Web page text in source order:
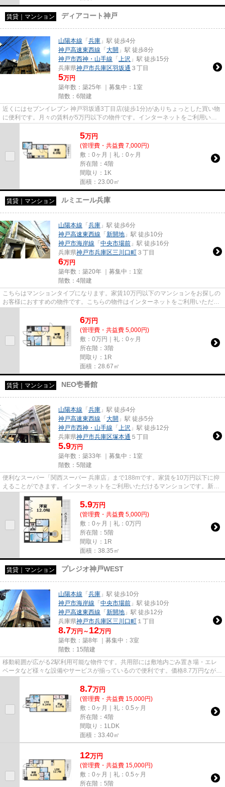
賃貸｜マンション ディアコート神戸
山陽本線 「 兵庫 」駅 徒歩4分
神戸高速東西線 「 大開 」駅 徒歩8分
神戸市西神・山手線 「 上沢 」駅 徒歩15分
兵庫県神戸市兵庫区羽坂通 ３丁目
5万円
築年数：築25年 ｜募集中： 1室
階数：6階建
近くにはセブンイレブン 神戸羽坂通3丁目店(徒歩1分)がありちょっとした買い物
に便利です。月々の賃料が5万円以下の物件です。インターネットをご利用いた
5万円
(管理費・共益費 7,000円)
敷：0ヶ月｜礼：0ヶ月
所在階：4階
間取り：1K
面積：23.00㎡
賃貸｜マンション ルミエール兵庫
山陽本線 「 兵庫 」駅 徒歩6分
神戸高速東西線 「 新開地 」駅 徒歩10分
神戸市海岸線 「 中央市場前 」駅 徒歩16分
兵庫県神戸市兵庫区三川口町 ３丁目
6万円
築年数：築20年 ｜募集中： 1室
階数：4階建
こちらはマンションタイプになります。家賃10万円以下のマンションをお探しの
お客様におすすめの物件です。こちらの物件はインターネットをご利用いただけ
6万円
(管理費・共益費 5,000円)
敷：0万円｜礼：0ヶ月
所在階：3階
間取り：1R
面積：28.67㎡
賃貸｜マンション NEO壱番館
山陽本線 「 兵庫 」駅 徒歩4分
神戸高速東西線 「 大開 」駅 徒歩5分
神戸市西神・山手線 「 上沢 」駅 徒歩12分
兵庫県神戸市兵庫区塚本通 ５丁目
5.9万円
築年数：築33年 ｜募集中： 1室
階数：5階建
便利なスーパー「関西スーパー 兵庫店」まで188mです。家賃を10万円以下に抑
えることができます。インターネットをご利用いただけるマンションです。新着
情報：NEO壱番館の空室情報な...
5.9万円
(管理費・共益費 5,000円)
敷：0ヶ月｜礼：0万円
所在階：5階
間取り：1R
面積：38.35㎡
賃貸｜マンション プレジオ神戸WEST
山陽本線 「 兵庫 」駅 徒歩10分
神戸市海岸線 「 中央市場前 」駅 徒歩10分
神戸高速東西線 「 新開地 」駅 徒歩12分
兵庫県神戸市兵庫区三川口町 １丁目
8.7万円～ 12万円
築年数：築8年 ｜募集中： 3室
階数：15階建
移動範囲が広がる2駅利用可能な物件です。共用部には敷地内ごみ置き場・エレ
ベータなど様々な設備やサービスが揃っているので便利です。価格8.7万円ながら
8.7万円
(管理費・共益費 15,000円)
敷：0ヶ月｜礼：0.5ヶ月
所在階：4階
間取り：1LDK
面積：33.40㎡
12万円
(管理費・共益費 15,000円)
敷：0ヶ月｜礼：0.5ヶ月
所在階：5階